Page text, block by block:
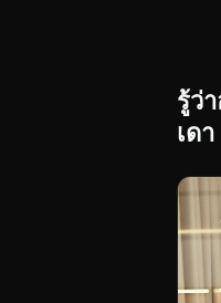
รู้ว่
เดา